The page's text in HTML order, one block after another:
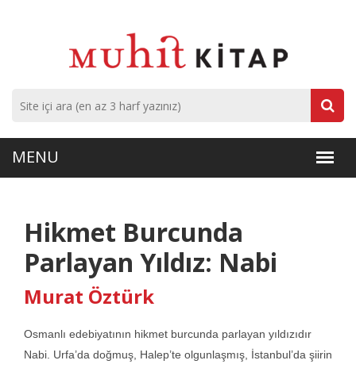
Hikmet Burcunda
Parlayan Yıldız: Nabi
Murat Öztürk
Osmanlı edebiyatının hikmet burcunda parlayan yıldızıdır
Nabi. Urfa’da doğmuş, Halep’te olgunlaşmış, İstanbul’da şiirin